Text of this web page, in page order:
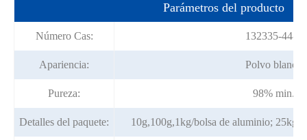
Parámetros del producto
Número Cas: 132335-44-5
Apariencia: Polvo blanco
Pureza: 98% min.
Detalles del paquete: 10g,100g,1kg/bolsa de aluminio; 25kg/